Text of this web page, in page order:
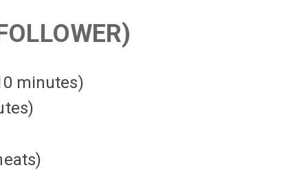
minutes)
)